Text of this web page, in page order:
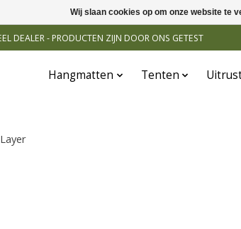
DEALER - PRODUCTEN ZIJN DOOR ONS GETEST
Hangmatten Tenten
Wij slaan cookies op om onze website te